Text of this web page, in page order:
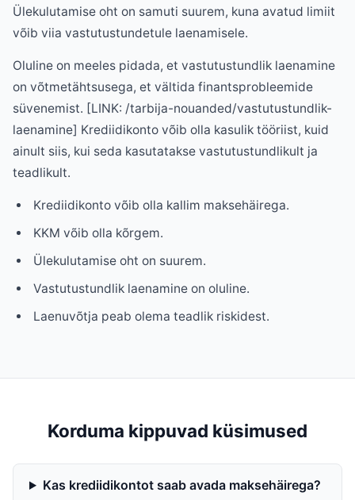
Ülekulutamise oht on samuti suurem, kuna avatud limiit
võib viia vastutustundetule laenamisele.
Oluline on meeles pidada, et vastutustundlik laenamine
on võtmetähtsusega, et vältida finantsprobleemide
süvenemist. [LINK: /tarbija-nouanded/vastutustundlik-
laenamine] Krediidikonto võib olla kasulik tööriist, kuid
ainult siis, kui seda kasutatakse vastutustundlikult ja
teadlikult.
Krediidikonto võib olla kallim maksehäirega.
KKM võib olla kõrgem.
Ülekulutamise oht on suurem.
Vastutustundlik laenamine on oluline.
Laenuvõtja peab olema teadlik riskidest.
Korduma kippuvad küsimused
Kas krediidikontot saab avada maksehäirega?